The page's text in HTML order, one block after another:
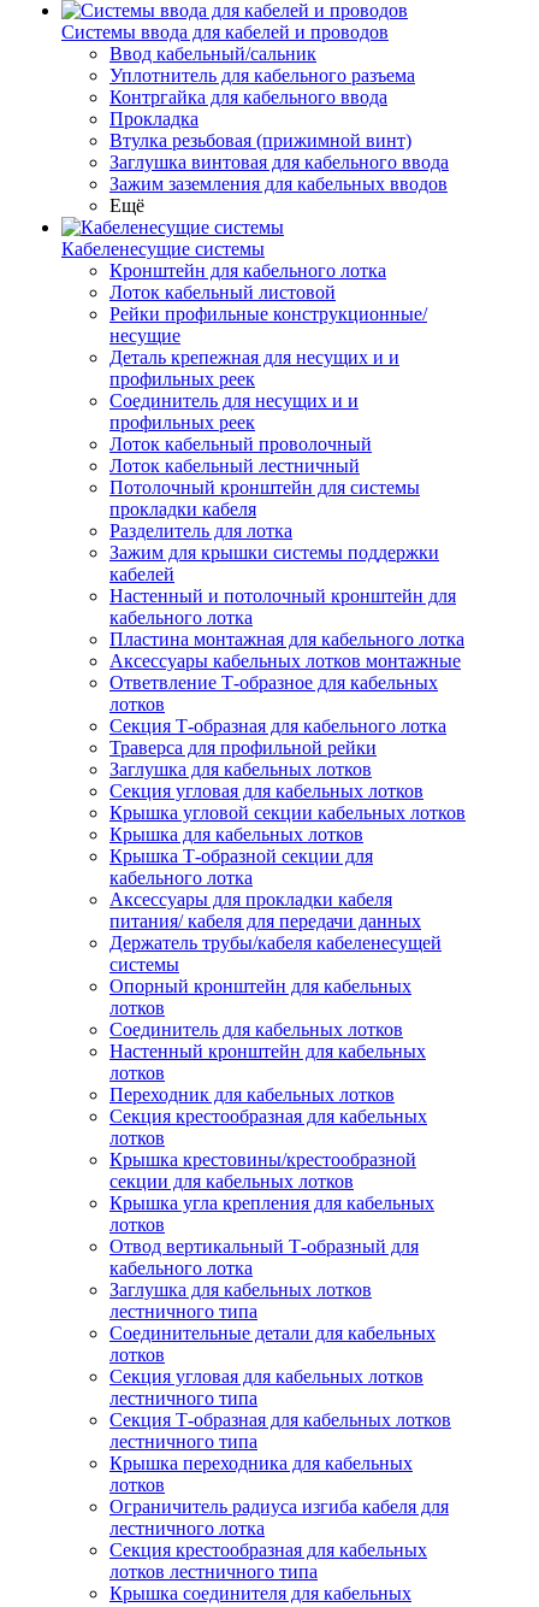
Системы ввода для кабелей и проводов
Ввод кабельный/сальник
Уплотнитель для кабельного разъема
Контргайка для кабельного ввода
Прокладка
Втулка резьбовая (прижимной винт)
Заглушка винтовая для кабельного ввода
Зажим заземления для кабельных вводов
Ещё
Кабеленесущие системы
Кронштейн для кабельного лотка
Лоток кабельный листовой
Рейки профильные конструкционные/
несущие
Деталь крепежная для несущих и и
профильных реек
Соединитель для несущих и и
профильных реек
Лоток кабельный проволочный
Лоток кабельный лестничный
Потолочный кронштейн для системы
прокладки кабеля
Разделитель для лотка
Зажим для крышки системы поддержки
кабелей
Настенный и потолочный кронштейн для
кабельного лотка
Пластина монтажная для кабельного лотка
Аксессуары кабельных лотков монтажные
Ответвление Т-образное для кабельных
лотков
Секция Т-образная для кабельного лотка
Траверса для профильной рейки
Заглушка для кабельных лотков
Секция угловая для кабельных лотков
Крышка угловой секции кабельных лотков
Крышка для кабельных лотков
Крышка Т-образной секции для
кабельного лотка
Аксессуары для прокладки кабеля
питания/ кабеля для передачи данных
Держатель трубы/кабеля кабеленесущей
системы
Опорный кронштейн для кабельных
лотков
Соединитель для кабельных лотков
Настенный кронштейн для кабельных
лотков
Переходник для кабельных лотков
Секция крестообразная для кабельных
лотков
Крышка крестовины/крестообразной
секции для кабельных лотков
Крышка угла крепления для кабельных
лотков
Отвод вертикальный Т-образный для
кабельного лотка
Заглушка для кабельных лотков
лестничного типа
Соединительные детали для кабельных
лотков
Секция угловая для кабельных лотков
лестничного типа
Секция Т-образная для кабельных лотков
лестничного типа
Крышка переходника для кабельных
лотков
Ограничитель радиуса изгиба кабеля для
лестничного лотка
Секция крестообразная для кабельных
лотков лестничного типа
Крышка соединителя для кабельных